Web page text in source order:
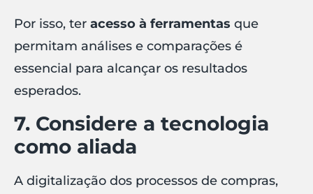
Por isso, ter acesso à ferramentas que
permitam análises e comparações é
essencial para alcançar os resultados
esperados.
7. Considere a tecnologia
como aliada
A digitalização dos processos de compras,